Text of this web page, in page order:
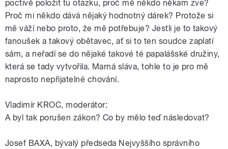
poctivě položit tu otázku, proč mě někdo někam zve?
Proč mi někdo dává nějaký hodnotný dárek? Protože si
mě váží nebo proto, že mě potřebuje? Jestli je to takový
fanoušek a takový obětavec, ať si to ten soudce zaplatí
sám, a neřadí se do nějaké takové té papalášské družiny,
která se tady vytvořila. Marná sláva, tohle to je pro mě
naprosto nepřijatelné chování.
Vladimír KROC, moderátor:
A byl tak porušen zákon? Co by mělo teď následovat?
Josef BAXA, bývalý předseda Nejvyššího správního